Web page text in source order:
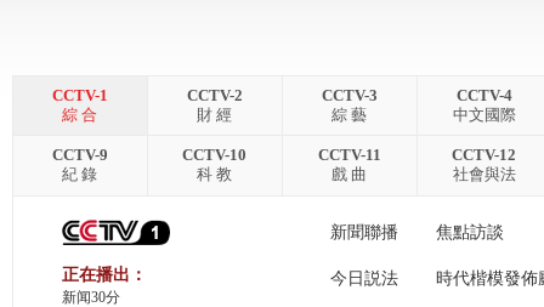
CCTV-1
綜 合
CCTV-2
財 經
CCTV-3
綜 藝
CCTV-4
中文國際
CCTV-9
紀 錄
CCTV-10
科 教
CCTV-11
戲 曲
CCTV-12
社會與法
正在播出：
新闻30分
新聞聯播 焦點訪談
今日説法 時代楷模發佈